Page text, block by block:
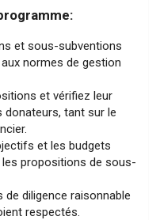
et sous-subventions
normes de gestion
et vérifiez leur
tant sur le
et les budgets
propositions de sous-
diligence raisonnable
respectés.